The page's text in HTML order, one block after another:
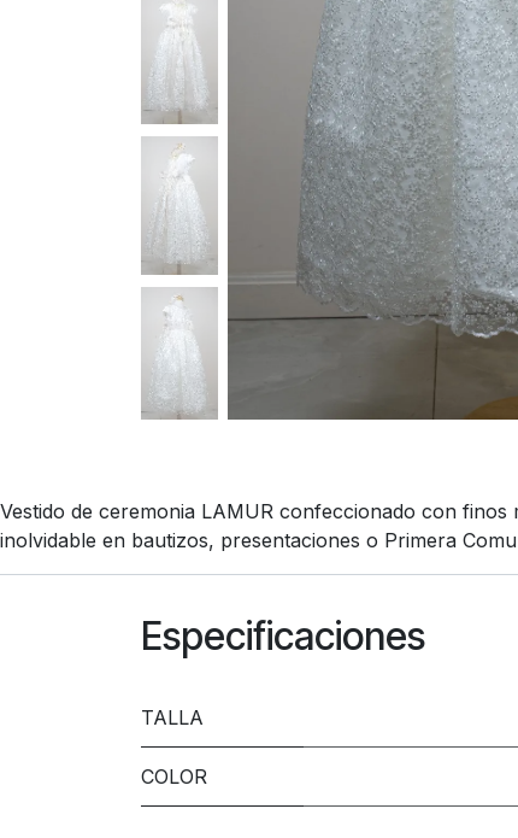
Vestido de ceremonia LAMUR confeccionado con
inolvidable en bautizos, presentaciones o Primera
Especificaciones
TALLA
COLOR